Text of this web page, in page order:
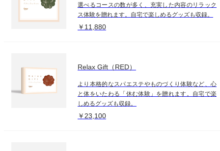
選べるコースの数が多く、充実した内容のリラック
ス体験を贈れます。自宅で楽しめるグッズも収録。
￥11,880
Relax Gift（RED）
より本格的なスパエステやものづくり体験など、心
と体をいたわる「休む体験」を贈れます。自宅で楽
しめるグッズも収録。
￥23,100